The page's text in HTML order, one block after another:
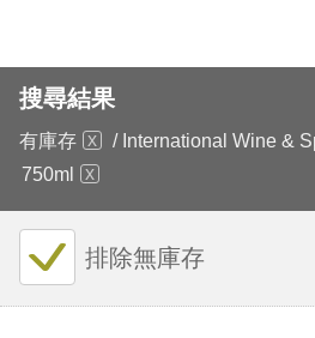
搜尋結果
有庫存 / International Wine &
750ml
排除無庫存